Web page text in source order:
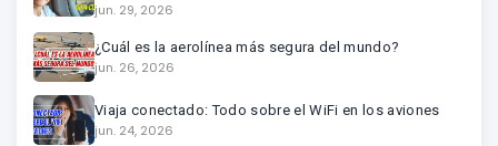
jun. 29, 2026
¿Cuál es la aerolínea más segura del mundo?
jun. 26, 2026
Viaja conectado: Todo sobre el WiFi en los aviones
jun. 24, 2026